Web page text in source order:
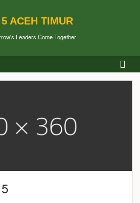
ACEH TIMUR
Leaders Come Together